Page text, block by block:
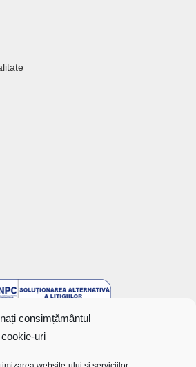
consimțământul
uri